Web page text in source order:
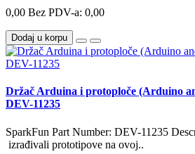
0,00 Bez PDV-a: 0,00
Dodaj u korpu
Držač Arduina i protoploče (Arduino
DEV-11235
SparkFun Part Number: DEV-11235
izrađivali prototipove na ovoj..